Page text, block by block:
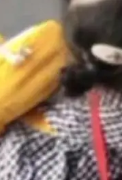
，以
新范
业落地
生产力
XAge
对CI
效率
对的新
两项：
走
...
Fedos
西不新
型
是类
。 文
主题
、浅
组
O
一
都在
Twitte
开源项